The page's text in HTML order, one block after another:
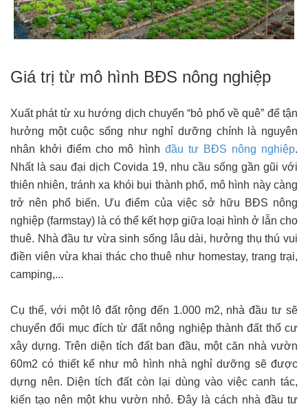
Giá trị từ mô hình BĐS nông nghiệp
Xuất phát từ xu hướng dịch chuyển “bỏ phố về quê” để tận
hưởng một cuộc sống như nghỉ dưỡng chính là nguyên
nhân khởi điểm cho mô hình đầu tư BĐS nông nghiệp.
Nhất là sau đại dịch Covida 19, nhu cầu sống gần gũi với
thiên nhiên, tránh xa khói bụi thành phố, mô hình này càng
trở nên phổ biến. Ưu điểm của việc sở hữu BĐS nông
nghiệp (farmstay) là có thể kết hợp giữa loại hình ở lẫn cho
thuê. Nhà đầu tư vừa sinh sống lâu dài, hưởng thụ thú vui
điền viên vừa khai thác cho thuê như homestay, trang trại,
camping,...
Cụ thể, với một lô đất rộng đến 1.000 m2, nhà đầu tư sẽ
chuyển đổi mục đích từ đất nông nghiệp thành đất thổ cư
xây dựng. Trên diện tích đất ban đầu, một căn nhà vườn
60m2 có thiết kế như mô hình nhà nghỉ dưỡng sẽ được
dựng nên. Diện tích đất còn lại dùng vào việc canh tác,
kiến tạo nên một khu vườn nhỏ. Đây là cách nhà đầu tư